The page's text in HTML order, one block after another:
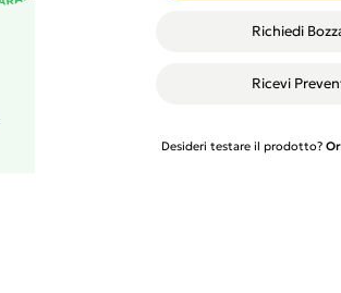
Richiedi
Ricevi
Desideri testare il prodotto?